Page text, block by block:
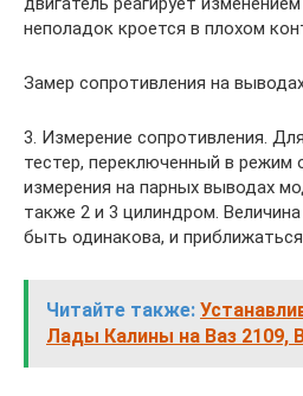
неполадок кроется в плохом
Замер сопротивления на
3. Измерение сопротивления.
тестер, переключенный в
измерения на парных выводах
также 2 и 3 цилиндром.
быть одинакова, и
Читайте также:
Лады Калины на Ваз 2109,